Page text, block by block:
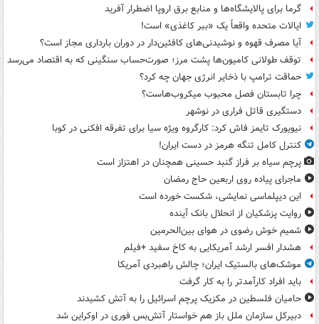
گرما برای پالایشگاه‌ها و منابع برق اروپا اضطرار آفرید
ایالات متحده واقعاً یک «ببر کاغذی» است!
آیا مصرف قهوه و نوشیدنی‌های کافئین‌دار در دوران بارداری مجاز است؟
توقف طولانی کامیون‌ها پشت مرز؛ صورت‌حساب سنگینی که به اقتصاد می‌رسد
حماقت ترامپ با ذخایر انرژی جهان چه کرد؟
چرا تابستان فصل محبوب میکروب‌هاست؟
دستگیری قاتل فراری در نوشهر
نیویورک تایمز فاش کرد: کارگروه ویژه سیا برای تفرقه افکنی در کوبا
کنترل کامل تنگه هرمز در دست ایران!
پرچم سیاه بر فراز گنبد حسینی همچنان در اهتزاز است
ماجرای پیاده روی اربعین حاج رمضان
این دیپلماسی نمایشی، شکست خورده است
روایت پزشکیان از انحلال بانک آینده
شمیم خوش رضوی در هوای بین‌الحرمین
هشدار افسر ارشد آمریکایی به کاخ سفید +فیلم
موشک‌های بالستیک ایران؛ چالش راهبردی آمریکا
باید افراد کارآمدتر را به کار گرفت
حامیان فلسطین در مکزیک پرچم اسرائیل را به آتش کشیدند
دبیرکل سازمان ملل باز هم خواستار آتش‌بس فوری در اوکراین شد